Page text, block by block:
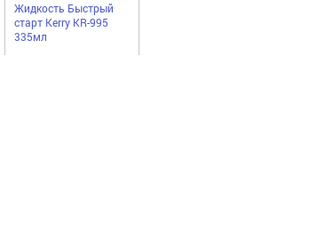
Жидкость Быстрый
старт Kerry KR-995
335мл